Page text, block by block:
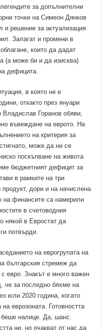
за допълнителни
точки на Симеон Дянков
и решение за актуализация
Залагат и промени в
които да дадат
(а може би и да изисква)
дефицита.
в която не е
откакто през януари
Горанов обяви,
въвеждане на еврото. На
на критерия за
може да ни се
поскъпване на живота
бюджетният дефицит за
в рамките на три
дори и на начислена
на финансите са намерили
в счетоводния
някой в Евростат да
потвърди.
на еврогрупата на
българския стремеж да
евро. Знакът е много важен
че за последно бяхме на
юли 2020 година, когато
еврозоната. Готовността
налице. Да, шанс.
ни, но очакват от нас да